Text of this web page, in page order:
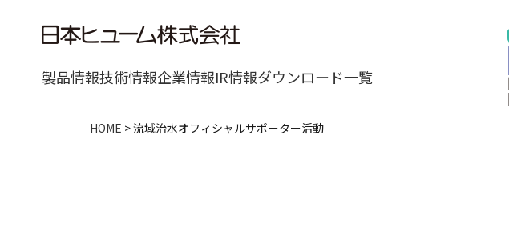
製品情報技術情報企業情報IR情報ダウンロード一覧
HOME >流域治水オフィシャルサポーター活動